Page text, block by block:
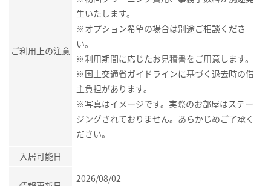
ご利用上の注意
生いたします。
※オプション希望の場合は別途ご相談くださ
い。
※利用期間に応じたお見積書をご用意します。
※国土交通省ガイドラインに基づく退去時の借
主負担があります。
※写真はイメージです。実際のお部屋はステー
ジングされておりません。あらかじめご了承く
ださい。
入居可能日
2026/08/02